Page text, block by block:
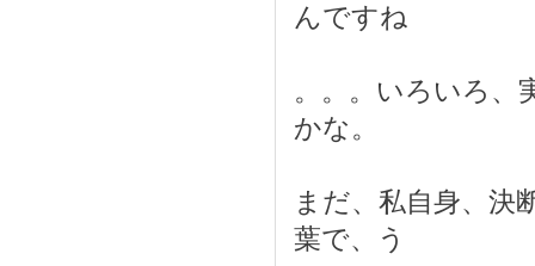
んですね
。。。いろいろ、
かな。
まだ、私自身、決
葉で、う